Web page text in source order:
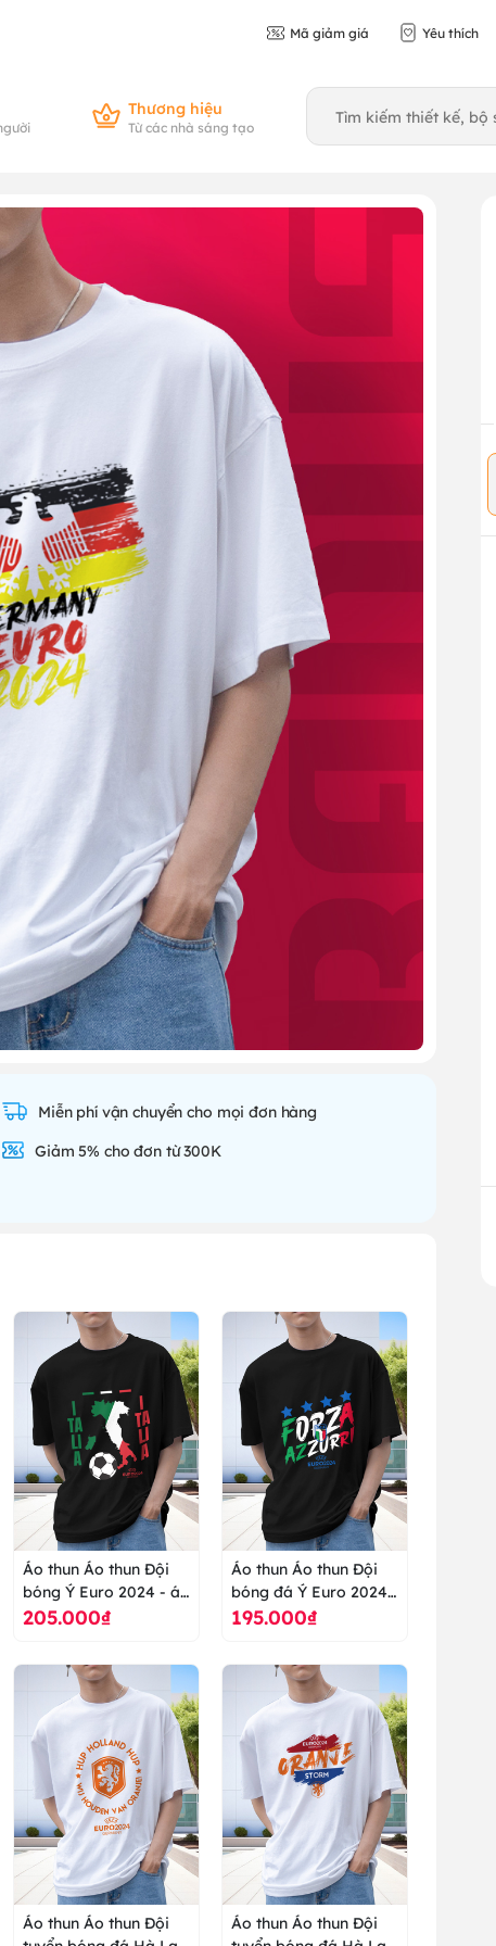
Mã giảm giá Yêu thích
Thương hiệu
Từ các nhà sáng tạo
Miễn phí vận chuyển cho mọi đơn hàng
Giảm 5% cho đơn từ 300K
Áo thun Áo thun Đội
bóng Ý Euro 2024 - áo
thun cao cấp ranus
205.000₫
Áo thun Áo thun Đội
bóng đá Ý Euro 2024 -
áo thun cao cấp ranus
195.000₫
Áo thun Áo thun Đội
Áo thun Áo thun Đội